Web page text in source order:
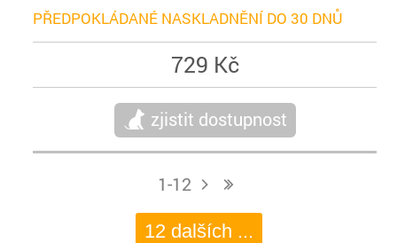
PŘEDPOKLÁDANÉ NASKLADNĚNÍ DO 30 DNŮ
729 Kč
zjistit dostupnost
1-12 j n
12 dalších ...